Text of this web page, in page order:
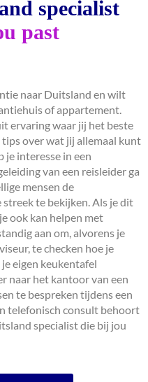
specialist
past
naar Duitsland en wilt
of appartement.
ervaring waar jij het beste
over wat jij allemaal kunt
je interesse in een
van een reisleider ga
mensen de
te bekijken. Als je dit
ook kan helpen met
aan om, alvorens je
te checken hoe je
eigen keukentafel
naar het kantoor van een
te bespreken tijdens een
telefonisch consult behoort
specialist die bij jou